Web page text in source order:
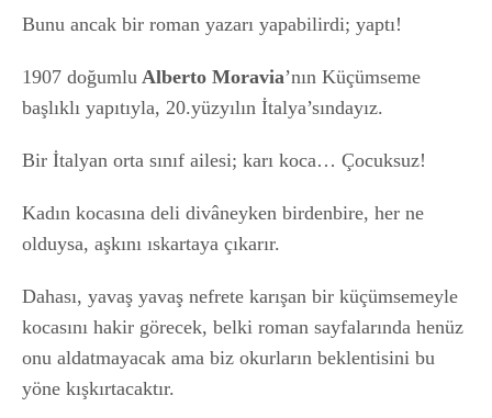
Bunu ancak bir roman yazarı yapabilirdi; yaptı!
1907 doğumlu Alberto Moravia’nın Küçümseme
başlıklı yapıtıyla, 20.yüzyılın İtalya’sındayız.
Bir İtalyan orta sınıf ailesi; karı koca… Çocuksuz!
Kadın kocasına deli divâneyken birdenbire, her ne
olduysa, aşkını ıskartaya çıkarır.
Dahası, yavaş yavaş nefrete karışan bir küçümsemeyle
kocasını hakir görecek, belki roman sayfalarında henüz
onu aldatmayacak ama biz okurların beklentisini bu
yöne kışkırtacaktır.